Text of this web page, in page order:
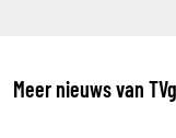
Meer nieuws van